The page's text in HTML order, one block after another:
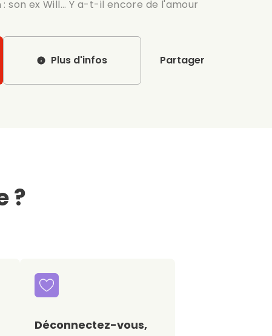
son ex Will... Y a-t-il encore de l'amour
Plus d'infos Partager
?
Déconnectez-vous,